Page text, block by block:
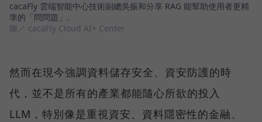
cacaFly 雲端智能中心技術副總吳振和分享 RAG 能幫助使用者更精
準的「問問題」。
圖／ cacaFly Cloud AI+ Center
然而在現今強調資料儲存安全、資安防護的時
代，並不是所有的產業都能隨心所欲的投入
LLM，特別像是重視資安、資料隱密性的金融、